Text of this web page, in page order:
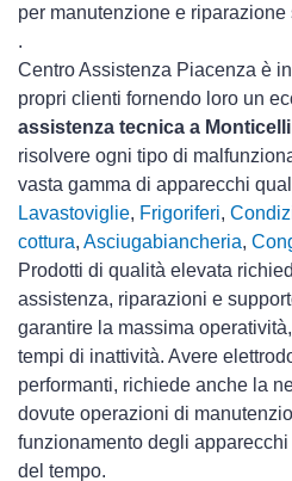
per manutenzione e
.
Centro Assistenza Piacenza è
propri clienti fornendo loro un
assistenza tecnica a
risolvere ogni tipo di
vasta gamma di apparecchi
Lavastoviglie, Frigoriferi,
cottura, Asciugabiancheria,
Prodotti di qualità elevata
assistenza, riparazioni e
garantire la massima
tempi di inattività. Avere
performanti, richiede anche la
dovute operazioni di
funzionamento degli
del tempo.